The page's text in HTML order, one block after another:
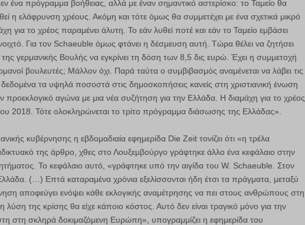
πρόγραμμα βοήθειας, αλλά με έναν σημαντικό αστερίσκο: το Ταμείο θα
η ελάφρυνση χρέους. Ακόμη και τότε όμως θα συμμετέχει με ένα σχετικά μικρό
για το χρέος παραμένει άλυτη. Το εάν λυθεί ποτέ και εάν το Ταμείο εμβάσει
Για τον Schaeuble όμως φτάνει η δέσμευση αυτή. Τώρα θέλει να ζητήσει
γερμανικής Βουλής να εγκρίνει τη δόση των 8,5 δις ευρώ. Έχει η συμμετοχή
βουλευτές; Μάλλον όχι. Παρά ταύτα ο συμβιβασμός αναμένεται να λάβει τις
τα υψηλά ποσοστά στις δημοσκοπήσεις κανείς στη χριστιανική ένωση
προεκλογικό αγώνα με μια νέα συζήτηση για την Ελλάδα. Η διαμάχη για το χρέος
του 2018. Τότε ολοκληρώνεται το τρίτο πρόγραμμα διάσωσης της Ελλάδας».
κυβέρνησης η εβδομαδιαία εφημερίδα Die Zeit τονίζει ότι «η τρέλα
της άρθρο, χθες στο Λουξεμβούργο γράφτηκε άλλο ένα κεφάλαιο στην
Το κεφάλαιο αυτό, «γράφτηκε υπό την αιγίδα του W. Schaeuble. Στον
(…) Επτά καταραμένα χρόνια εξελίσσονται ήδη έτσι τα πράγματα, μεταξύ
αποφεύγει ενόψει κάθε εκλογικής αναμέτρησης να πει στους ανθρώπους στη
λύση της κρίσης θα είχε κάποιο κόστος. Αυτό δεν είναι τραγικό μόνο για την
στη σκληρά δοκιμαζόμενη Ευρώπη», υπογραμμίζει η εφημερίδα του